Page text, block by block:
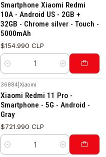
Smartphone Xiaomi Redmi
10A - Android US - 2GB +
32GB - Chrome silver - Touch -
5000mAh
$154.990 CLP
Cantidad
36884 |Xiaomi
Xiaomi Redmi 11 Pro -
Smartphone - 5G - Android -
Gray
$721.990 CLP
Cantidad